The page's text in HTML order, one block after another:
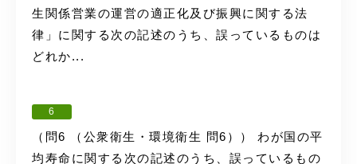
生関係営業の運営の適正化及び振興に関する法
律」に関する次の記述のうち、誤っているものは
どれか...
6
（問6 （公衆衛生・環境衛生 問6）） わが国の平
均寿命に関する次の記述のうち、誤っているもの